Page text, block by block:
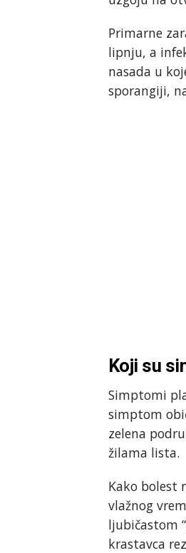
Primarne
lipnju, a
nasada u
sporangiji,
Koji su
Simptomi
simptom
zelena
žilama lista.
Kako bolest
vlažnog
ljubičastom
krastavca